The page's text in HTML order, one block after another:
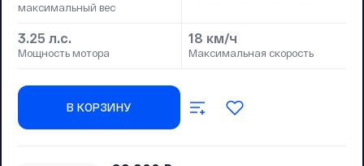
максимальный вес
3.25 л.с.
Мощность мотора
18 км/ч
Максимальная скорость
В КОРЗИНУ